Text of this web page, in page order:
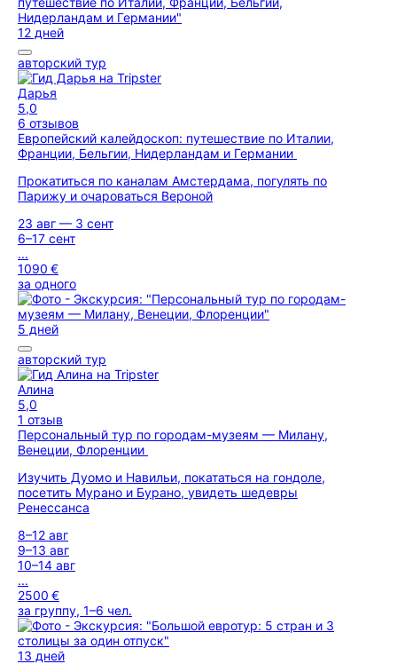
12 дней
авторский тур
Дарья
5,0
6 отзывов
Европейский калейдоскоп: путешествие по Италии,
Франции, Бельгии, Нидерландам и Германии
Прокатиться по каналам Амстердама, погулять по
Парижу и очароваться Вероной
23 авг — 3 сент
6–17 сент
...
1090 €
за одного
5 дней
авторский тур
Алина
5,0
1 отзыв
Персональный тур по городам-музеям — Милану,
Венеции, Флоренции
Изучить Дуомо и Навильи, покататься на гондоле,
посетить Мурано и Бурано, увидеть шедевры
Ренессанса
8–12 авг
9–13 авг
10–14 авг
...
2500 €
за группу, 1–6 чел.
13 дней